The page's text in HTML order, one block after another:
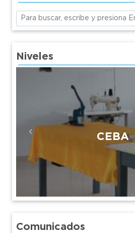
Niveles
CEBA
Previous
Comunicados